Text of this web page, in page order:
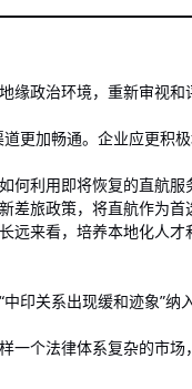
缘政治环境，重新审视
更加畅通。企业应更积
何利用即将恢复的直航
差旅政策，将直航作为
远来看，培养本地化人
印关系出现缓和迹象”
一个法律体系复杂的市